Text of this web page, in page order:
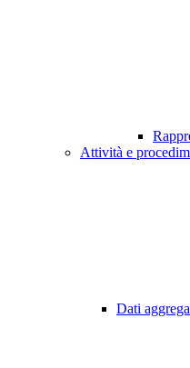
Attività e
Dati